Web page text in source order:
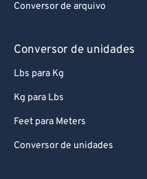
Conversor de arquivo
Conversor de unidades
Lbs para Kg
Kg para Lbs
Feet para Meters
Conversor de unidades